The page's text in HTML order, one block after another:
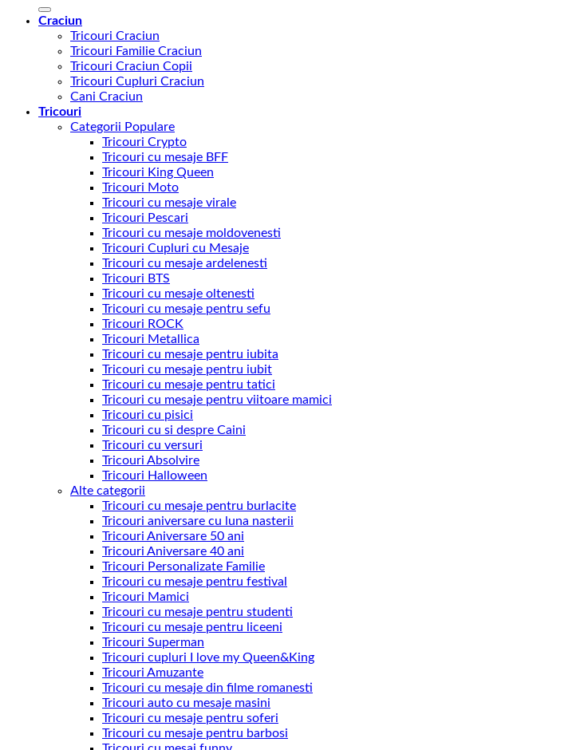
Craciun
Tricouri Craciun
Tricouri Familie Craciun
Tricouri Craciun Copii
Tricouri Cupluri Craciun
Cani Craciun
Tricouri
Categorii Populare
Tricouri Crypto
Tricouri cu mesaje BFF
Tricouri King Queen
Tricouri Moto
Tricouri cu mesaje virale
Tricouri Pescari
Tricouri cu mesaje moldovenesti
Tricouri Cupluri cu Mesaje
Tricouri cu mesaje ardelenesti
Tricouri BTS
Tricouri cu mesaje oltenesti
Tricouri cu mesaje pentru sefu
Tricouri ROCK
Tricouri Metallica
Tricouri cu mesaje pentru iubita
Tricouri cu mesaje pentru iubit
Tricouri cu mesaje pentru tatici
Tricouri cu mesaje pentru viitoare mamici
Tricouri cu pisici
Tricouri cu si despre Caini
Tricouri cu versuri
Tricouri Absolvire
Tricouri Halloween
Alte categorii
Tricouri cu mesaje pentru burlacite
Tricouri aniversare cu luna nasterii
Tricouri Aniversare 50 ani
Tricouri Aniversare 40 ani
Tricouri Personalizate Familie
Tricouri cu mesaje pentru festival
Tricouri Mamici
Tricouri cu mesaje pentru studenti
Tricouri cu mesaje pentru liceeni
Tricouri Superman
Tricouri cupluri I love my Queen&King
Tricouri Amuzante
Tricouri cu mesaje din filme romanesti
Tricouri auto cu mesaje masini
Tricouri cu mesaje pentru soferi
Tricouri cu mesaje pentru barbosi